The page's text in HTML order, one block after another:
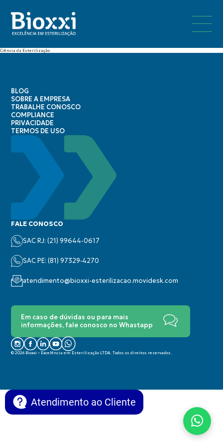
Ciência da Esterilização
BLOG
SOBRE A EMPRESA
TRABALHE CONOSCO
COMPLIANCE
PRIVACIDADE
TERMOS DE USO
FALE CONOSCO
SAC RJ: (21) 99644-0617
SAC PE: (‪81) 97329‑4270‬
atendimento@bioxxi-esterilizacao.movidesk.com
Em caso de dúvidas ou para mais
informações, fale conosco no Whastapp
© 2026 Bioxxi – Excelência em Esterilização LTDA. Todos os direitos reservados.
Atendimento ao Cliente